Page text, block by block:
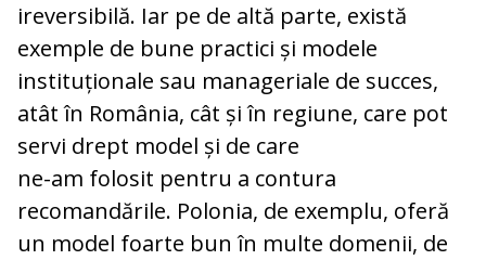
ireversibilă. Iar pe de altă parte, există
exemple de bune practici și modele
instituționale sau manageriale de succes,
atât în România, cât și în regiune, care pot
servi drept model și de care
ne-am folosit pentru a contura
recomandările. Polonia, de exemplu, oferă
un model foarte bun în multe domenii, de